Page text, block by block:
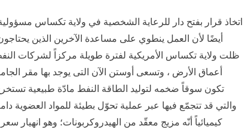
اتخاذ قرار بفتح دار للرعاية الشخصية في ولاية تكساس
أيضًا لأن العمل ينطوي على مساعدة الآخرين الذين
ظلت ولاية تكساس الأمريكية لفترة طويلة مركزاً لشركات
أعماق الأرض ، وتسعى أوستن الآن التى يوجد بها مقر
تكون سوقاً ضخمه لتوليد الطاقة النفط مادّة طبيعية
والتي قد تتجمّع فيها عبر عملية تحوّل بطيئة للمواد
كيميائياً أنّه مزيج معقّد من الهيدروكربونات؛ وهو